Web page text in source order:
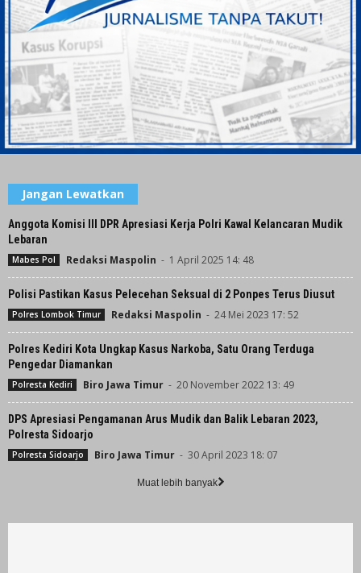
Jangan Lewatkan
Anggota Komisi III DPR Apresiasi Kerja Polri Kawal Kelancaran Mudik
Lebaran
Mabes Pol Redaksi Maspolin - 1 April 2025 14: 48
Polisi Pastikan Kasus Pelecehan Seksual di 2 Ponpes Terus Diusut
Polres Lombok Timur Redaksi Maspolin - 24 Mei 2023 17: 52
Polres Kediri Kota Ungkap Kasus Narkoba, Satu Orang Terduga
Pengedar Diamankan
Polresta Kediri Biro Jawa Timur - 20 November 2022 13: 49
DPS Apresiasi Pengamanan Arus Mudik dan Balik Lebaran 2023,
Polresta Sidoarjo
Polresta Sidoarjo Biro Jawa Timur - 30 April 2023 18: 07
Muat lebih banyak